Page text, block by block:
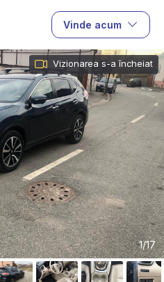
Vinde acum
1/17
Vizionarea s-a încheiat